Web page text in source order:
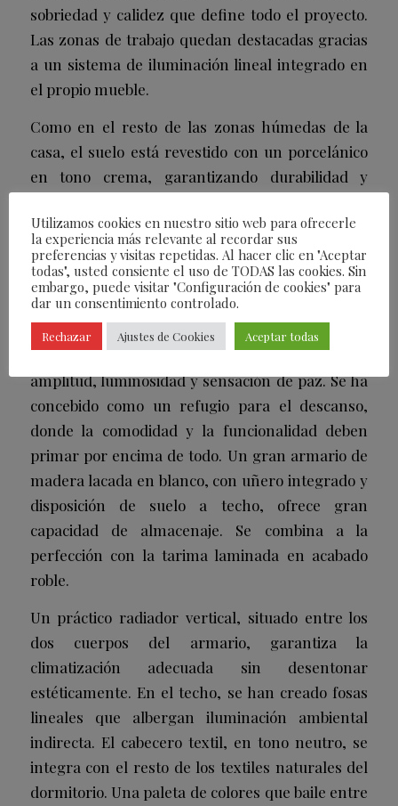
sobriedad y calidez que define todo el proyecto.
Las zonas de trabajo quedan destacadas gracias
a un sistema de iluminación lineal integrado en
el propio mueble.
Como en el resto de las zonas húmedas de la
casa, el suelo está revestido con un porcelánico
en tono crema, garantizando durabilidad y
Dormitorios serenos y con estilo
compartido
El dormitorio principal en suite es fruto de la
fusión de varios espacios originales de la casa.
Ubicado al fondo de la vivienda, destaca por su
amplitud, luminosidad y sensación de paz. Se ha
concebido como un refugio para el descanso,
donde la comodidad y la funcionalidad deben
primar por encima de todo. Un gran armario de
madera lacada en blanco, con uñero integrado y
disposición de suelo a techo, ofrece gran
capacidad de almacenaje. Se combina a la
perfección con la tarima laminada en acabado
roble.
Un práctico radiador vertical, situado entre los
dos cuerpos del armario, garantiza la
climatización adecuada sin desentonar
estéticamente. En el techo, se han creado fosas
lineales que albergan iluminación ambiental
indirecta. El cabecero textil, en tono neutro, se
integra con el resto de los textiles naturales del
dormitorio. Una paleta de colores que baile entre
Utilizamos cookies en nuestro sitio web para ofrecerle
la experiencia más relevante al recordar sus
preferencias y visitas repetidas. Al hacer clic en "Aceptar
todas", usted consiente el uso de TODAS las cookies. Sin
embargo, puede visitar "Configuración de cookies" para
dar un consentimiento controlado.
Rechazar Ajustes de Cookies Aceptar todas